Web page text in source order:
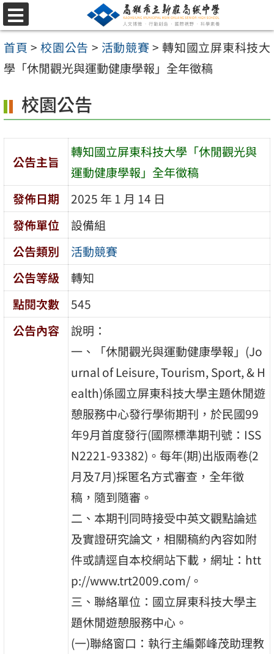
跳
至
主
要
容
區
選
單
首頁 > 校園公告 > 活動競賽 > 轉知國立屏東科技大
學「休閒觀光與運動健康學報」全年徵稿
校園公告
公告主旨
轉知國立屏東科技大學「休閒觀光與
運動健康學報」全年徵稿
發佈日期
2025 年 1 月 14 日
發佈單位
設備組
公告類別
活動競賽
公告等級
轉知
點閱次數
545
公告內容
說明：
一、「休閒觀光與運動健康學報」(Jo
urnal of Leisure, Tourism, Sport, & H
ealth)係國立屏東科技大學主題休閒遊
憩服務中心發行學術期刊，於民國99
年9月首度發行(國際標準期刊號：ISS
N2221-93382)。每年(期)出版兩卷(2
月及7月)採匿名方式審查，全年徵
稿，隨到隨審。
二、本期刊同時接受中英文觀點論述
及實證研究論文，相關稿約內容如附
件或請逕自本校網站下載，網址：htt
p://www.trt2009.com/。
三、聯絡單位：國立屏東科技大學主
題休閒遊憩服務中心。
(一)聯絡窗口：執行主編鄭峰茂助理教